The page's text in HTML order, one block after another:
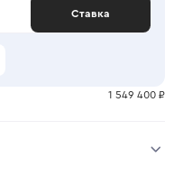
Ставка
1 549 400 ₽